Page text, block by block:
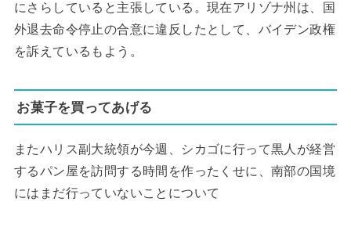
にさらしていると主張している。現在アリゾナ州は、国
外退去命令停止の合意に違反したとして、バイデン政権
を訴えているもよう。
お菓子を買ってあげる
またハリス副大統領が今週、シカゴに行って黒人が経営
するパン屋を訪問する時間を作ったくせに、南部の国境
にはまだ行っていないことについて